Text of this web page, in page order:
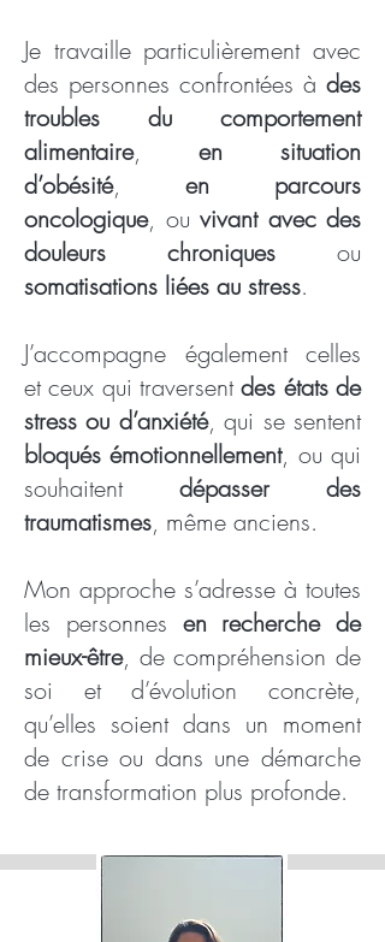
Je travaille particulièrement avec
des personnes confrontées à des
troubles du comportement
alimentaire, en situation
d’obésité, en parcours
oncologique, ou vivant avec des
douleurs chroniques ou
somatisations liées au stress.
J’accompagne également celles
et ceux qui traversentdes états de
stress ou d’anxiété, qui se sentent
bloqués émotionnellement, ou qui
souhaitent dépasser des
traumatismes, même anciens.
Mon approche s’adresse à toutes
les personnes en recherche de
mieux-être, de compréhension de
soi et d’évolution concrète,
qu’elles soient dans un moment
de crise ou dans une démarche
de transformation plus profonde.